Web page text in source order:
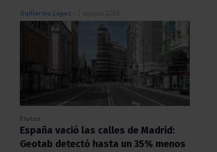
Guillermo López - 7 agosto 2026
Flotas
España vació las calles de Madrid:
Geotab detectó hasta un 35% menos